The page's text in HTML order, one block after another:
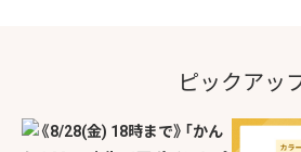
ピックアッ